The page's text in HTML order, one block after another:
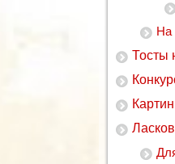
На
Тосты